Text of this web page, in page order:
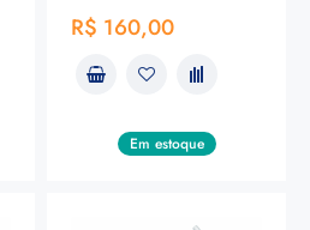
R$ 160,00
Em estoque